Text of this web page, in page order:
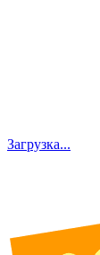
Загрузка...